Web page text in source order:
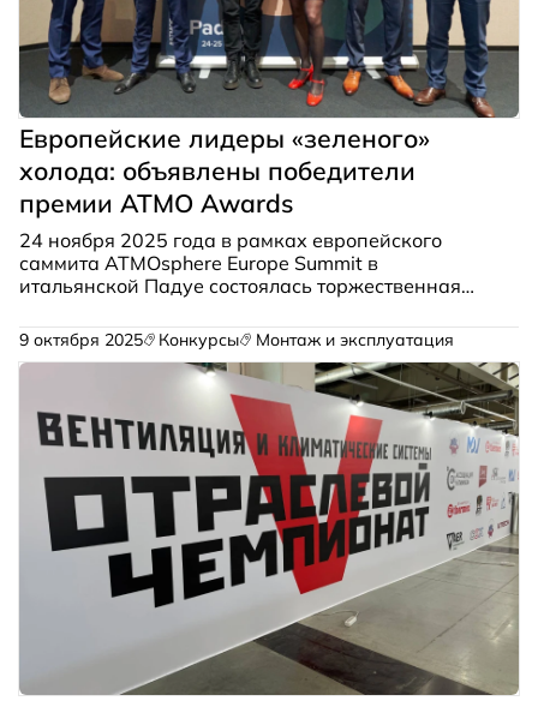
Европейские лидеры «зеленого»
холода: объявлены победители
премии ATMO Awards
24 ноября 2025 года в рамках европейского
саммита ATMOsphere Europe Summit в
итальянской Падуе состоялась торжественная
Europe. Эти престижные награды отмечают
лидеров в области разработки и внедрения
климатических и холодильных систем на
природных хладагентах.
9 октября 2025 Конкурсы Монтаж и эксплуатация